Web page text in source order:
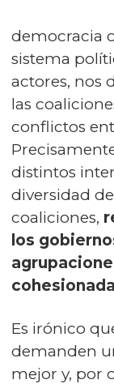
democracia
sistema
actores, nos
las
conflictos
distintos
diversidad
coaliciones,
los
Es irónico
demanden
mejor y, por